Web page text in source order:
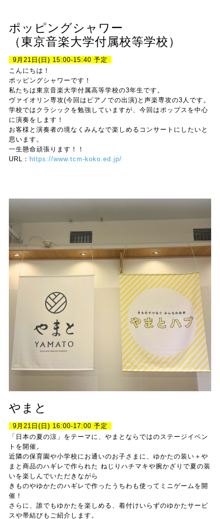
ポッピングシャワー
（東京音楽大学付属校等学校）
9月21日(日) 15:00-15:40 予定
こんにちは！
ポッピングシャワーです！
私たちは東京音楽大学付属高等学校の3年生です。
ヴァイオリン専攻(今回はピアノでの出演)と声楽専攻の3人です。
学校ではクラシックを勉強していますが、今回はポップスを中心
に演奏をします！
お客様と演奏者の境なくみんなで楽しめるコンサートにしたいと
思います。
一生懸命頑張ります！！
URL： https://www.tcm-koko.ed.jp/
やまと
9月21日(日) 16:00-17:00 予定
「日本の夏の涼」をテーマに、やまとならではのステージイベン
トを開催。
近隣の保育園や小学校にお通いのお子さまに、ゆかたの装い＋や
まと商品のハギレで作られた ねじりハチマキや腕かざりで夏の装
いを楽しんでいただきながら
きものやゆかたのハギレで作ったうちわも使ってミニゲームを開
催！
さらに、誰でもゆかたを楽しめる、着付けいらずのゆかたサービ
スや帯結びもご紹介します。